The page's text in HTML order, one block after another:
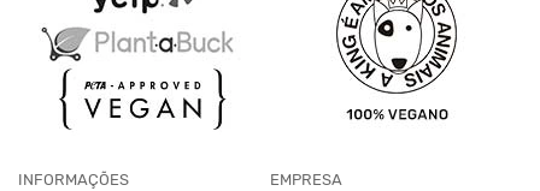
INFORMAÇÕES EMPRESA